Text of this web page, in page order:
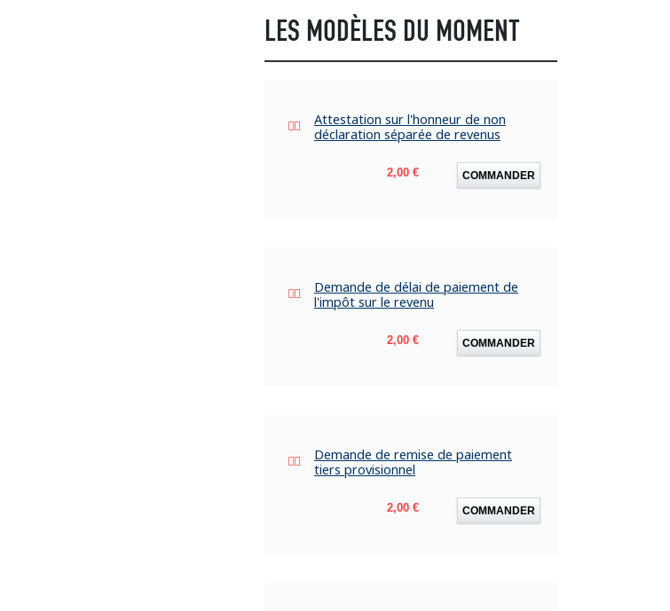
LES MODÈLES DU MOMENT
Attestation sur l'honneur de non
déclaration séparée de revenus
Prix
2,00 € COMMANDER
Demande de délai de paiement de
l'impôt sur le revenu
Prix
2,00 € COMMANDER
Demande de remise de paiement
tiers provisionnel
Prix
2,00 € COMMANDER